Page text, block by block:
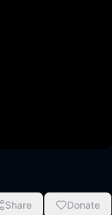
Share Donate